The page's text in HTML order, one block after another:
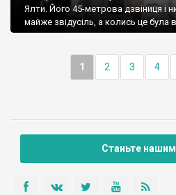
Ялти. Його 45-метрова дзвіниця і
майже звідусіль, а колись це була
1 2 3 4
Станьте